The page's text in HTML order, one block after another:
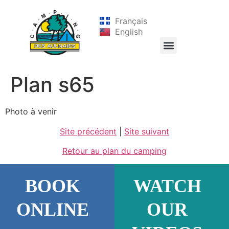
Français
English
Plan s65
Photo à venir
Site précédent
Site suivant
Retour au plan du camping
BOOK
ONLINE
WATCH
OUR